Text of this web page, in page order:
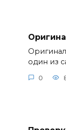
один из
0